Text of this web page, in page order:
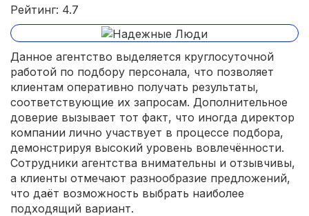
Рейтинг: 4.7
Данное агентство выделяется круглосуточной
работой по подбору персонала, что позволяет
клиентам оперативно получать результаты,
соответствующие их запросам. Дополнительное
доверие вызывает тот факт, что иногда директор
компании лично участвует в процессе подбора,
демонстрируя высокий уровень вовлечённости.
Сотрудники агентства внимательны и отзывчивы,
а клиенты отмечают разнообразие предложений,
что даёт возможность выбрать наиболее
подходящий вариант.